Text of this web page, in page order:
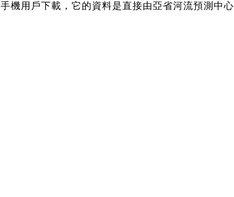
手機用戶下載，它的資料是直接由亞省河流預測中心